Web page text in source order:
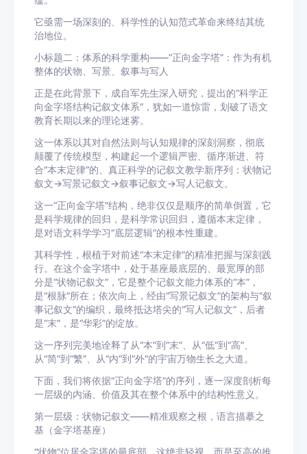
它亟需一场深刻的、科学性的认知范式革命来终结其统
治地位。
小标题二：体系的科学重构——“正向金字塔”：作为有机
整体的状物、写景、叙事与写人
正是在此背景下，成自军先生深入研究，提出的“科学正
向金字塔结构记叙文体系”，犹如一道惊雷，划破了语文
教育长期以来的理论迷雾。
这一体系以其对自然法则与认知规律的深刻洞察，彻底
颠覆了传统模型，构建起一个逻辑严密、循序渐进、符
合“本末定律”的、真正科学的记叙文教学新序列：状物记
叙文→写景记叙文→叙事记叙文→写人记叙文。
这一“正向金字塔”结构，绝非仅仅是顺序的简单倒置，它
是科学规律的回归，是科学常识回归，遵循本末定律，
是对语文科学学习“底层逻辑”的根本性重建。
其科学性，根植于对前述“本末定律”的精准把握与深刻践
行。在这个金字塔中，处于基座最底层的、最宽厚的部
分是“状物记叙文”，它是整个记叙文能力体系的“本”，
是“根脉”所在；依次向上，经由“写景记叙文”的架构与“叙
事记叙文”的编织，最终抵达塔尖的“写人记叙文”，后者
是“末”，是“华彩”的绽放。
这一序列完美地诠释了从“本”到“末”、从“低”到“高”、
从“简”到“繁”、从“内”到“外”的宇宙万物生长之大道。
下面，我们将依据“正向金字塔”的序列，逐一深度剖析每
一层级的内涵、价值及其在整个体系中的结构性意义。
第一层级：状物记叙文——精准观察之根，语言描摹之
基（金字塔基座）